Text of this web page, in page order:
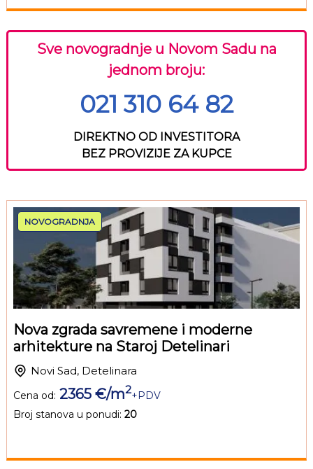
Sve novogradnje u Novom Sadu na
jednom broju:
021 310 64 82
DIREKTNO OD INVESTITORA
BEZ PROVIZIJE ZA KUPCE
NOVOGRADNJA
Nova zgrada savremene i moderne
arhitekture na Staroj Detelinari
Novi Sad, Detelinara
Cena od: 2365 €/m2+PDV
Broj stanova u ponudi: 20